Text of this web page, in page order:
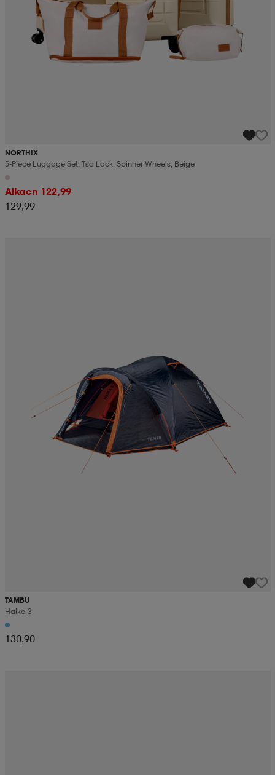
NORTHIX
5-Piece Luggage Set, Tsa Lock, Spinner Wheels, Beige
Alkaen 122,99
129,99
TAMBU
Haika 3
130,90